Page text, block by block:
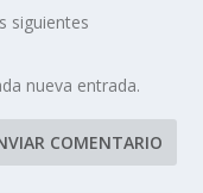
siguientes
nueva entrada.